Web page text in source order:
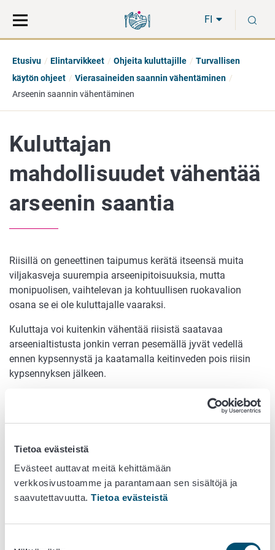
Tietoa evästeistä
Evästeet auttavat meitä kehittämään
verkkosivustoamme ja parantamaan sen sisältöjä ja
saavutettavuutta. Tietoa evästeistä
suoraan
sisältöön
koko
sivuston
FI
Etusivu Elintarvikkeet Ohjeita kuluttajille
Turvallisen
käytön ohjeet
Vierasaineiden saannin vähentäminen
Arseenin saannin vähentäminen
Kuluttajan
mahdollisuudet vähentää
arseenin saantia
Riisillä on geneettinen taipumus kerätä itseensä muita
viljakasveja suurempia arseenipitoisuuksia, mutta
monipuolisen, vaihtelevan ja kohtuullisen ruokavalion
osana se ei ole kuluttajalle vaaraksi.
Kuluttaja voi kuitenkin vähentää riisistä saatavaa
arseenialtistusta jonkin verran pesemällä jyvät vedellä
ennen kypsennystä ja kaatamalla keitinveden pois riisin
kypsennyksen jälkeen.
Sargassum
), on havaittu korkeita pitoisuuksia epäorgaanista
arseenia.Lapsiperheiden ruokasuosituksissakäsitellään
Evira (nykyinen Ruokavirasto) ja Ruotsin
elintarviketurvallisuusvirasto ovat
haitta-ainepitoisuuksista. Näissä tutkimuksissa on tullut
esille riisin muita viljoja korkeampi arseenipitoisuus.